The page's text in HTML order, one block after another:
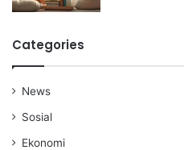
Categories
News
Sosial
Ekonomi